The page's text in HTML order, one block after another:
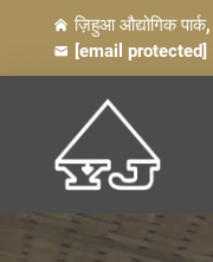
ज़िहुआ औद्योगिक
[email protected]